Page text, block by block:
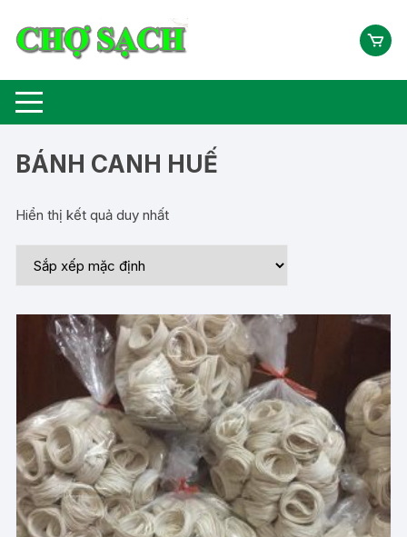
BÁNH CANH HUẾ
Hiển thị kết quả duy nhất